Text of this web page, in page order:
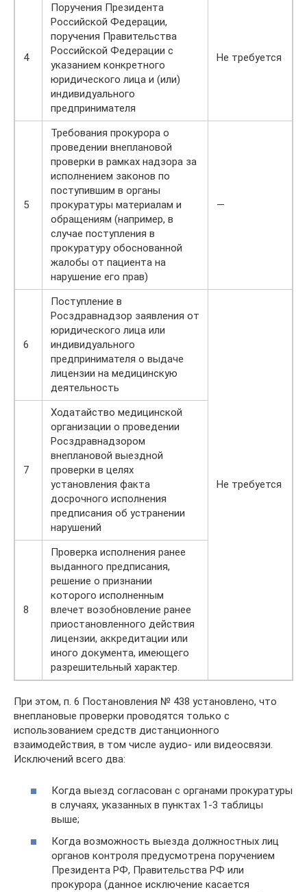
4
Поручения Президента
Российской Федерации,
поручения Правительства
Российской Федерации с
указанием конкретного
юридического лица и (или)
индивидуального
предпринимателя
Не требуется
5
Требования прокурора о
проведении внеплановой
проверки в рамках надзора за
исполнением законов по
поступившим в органы
прокуратуры материалам и
обращениям (например, в
случае поступления в
прокуратуру обоснованной
жалобы от пациента на
нарушение его прав)
—
6
Поступление в
Росздравнадзор заявления от
юридического лица или
индивидуального
предпринимателя о выдаче
лицензии на медицинскую
деятельность
Не требуется
7
Ходатайство медицинской
организации о проведении
Росздравнадзором
внеплановой выездной
проверки в целях
установления факта
досрочного исполнения
предписания об устранении
нарушений
8
Проверка исполнения ранее
выданного предписания,
решение о признании
которого исполненным
влечет возобновление ранее
приостановленного действия
лицензии, аккредитации или
иного документа, имеющего
разрешительный характер.
При этом, п. 6 Постановления № 438 установлено, что
внеплановые проверки проводятся только с
использованием средств дистанционного
взаимодействия, в том числе аудио- или видеосвязи.
Исключений всего два:
Когда выезд согласован с органами прокуратуры
в случаях, указанных в пунктах 1-3 таблицы
выше;
Когда возможность выезда должностных лиц
органов контроля предусмотрена поручением
Президента РФ, Правительства РФ или
прокурора (данное исключение касается